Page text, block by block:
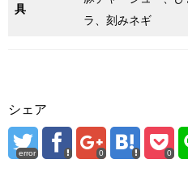
具
ラ、刻みネギ
シェア
error 0 0